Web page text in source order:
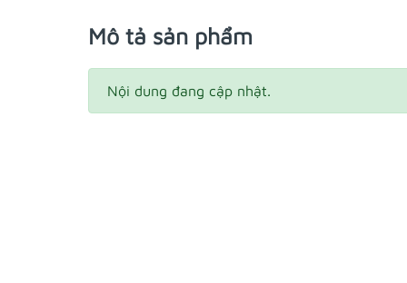
Mô tả sản phẩm
Nội dung đang cập nhật.